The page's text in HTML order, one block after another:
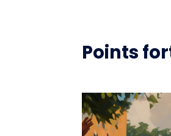
Points